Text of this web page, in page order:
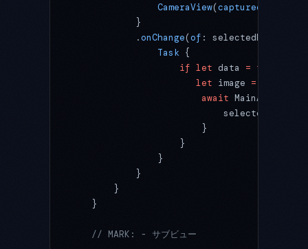
                CameraView
(capturedImage
            }
            .
onChange(of :
                Task
{
                    if
let data = try?
                       let
image =
                        await
MainActor.
                            selectedImage
                        }
                    }
                }
            }
        }
    }
    // MARK: - サブビュー